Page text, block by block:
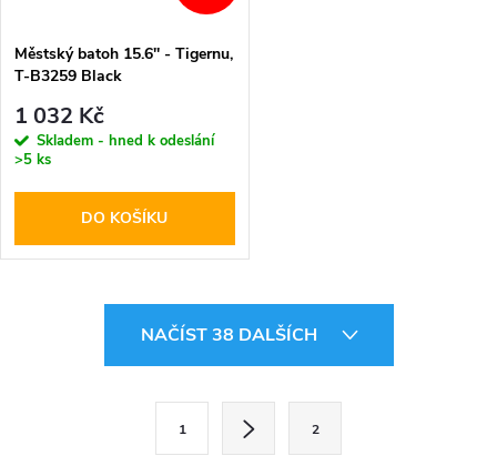
Městský batoh 15.6'' - Tigernu,
T-B3259 Black
1 032 Kč
Skladem - hned k odeslání
>5 ks
DO KOŠÍKU
NAČÍST 38 DALŠÍCH
1 2